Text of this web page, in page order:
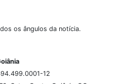
os ângulos da notícia.
12